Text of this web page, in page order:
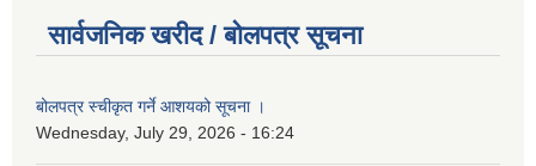
सार्वजनिक खरीद / बोलपत्र सूचना
बोलपत्र स्चीकृत गर्ने आशयको सूचना ।
Wednesday, July 29, 2026 - 16:24